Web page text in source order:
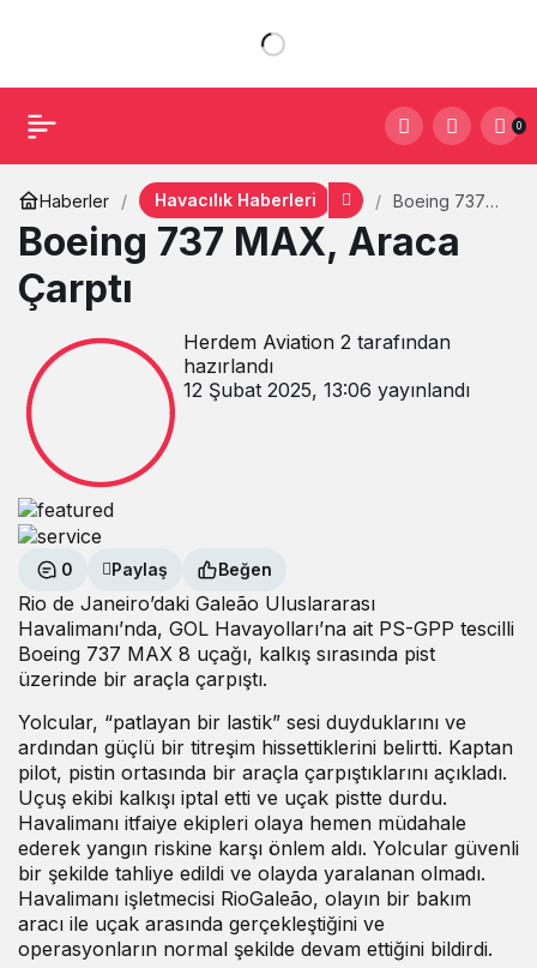
0
Haberler Havacılık Haberleri
Boeing 737
Çarptı
Boeing 737 MAX, Araca
Çarptı
Herdem Aviation 2 tarafından
hazırlandı
12 Şubat 2025, 13:06 yayınlandı
0 Paylaş Beğen
Rio de Janeiro’daki Galeão Uluslararası
Havalimanı’nda, GOL Havayolları’na ait PS-GPP tescilli
Boeing 737 MAX 8 uçağı, kalkış sırasında pist
üzerinde bir araçla çarpıştı.
Yolcular, “patlayan bir lastik” sesi duyduklarını ve
ardından güçlü bir titreşim hissettiklerini belirtti. Kaptan
pilot, pistin ortasında bir araçla çarpıştıklarını açıkladı.
Uçuş ekibi kalkışı iptal etti ve uçak pistte durdu.
Havalimanı itfaiye ekipleri olaya hemen müdahale
ederek yangın riskine karşı önlem aldı. Yolcular güvenli
bir şekilde tahliye edildi ve olayda yaralanan olmadı.
Havalimanı işletmecisi RioGaleão, olayın bir bakım
aracı ile uçak arasında gerçekleştiğini ve
operasyonların normal şekilde devam ettiğini bildirdi.